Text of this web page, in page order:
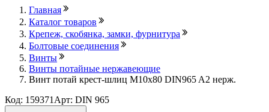
Главная
Каталог товаров
Крепеж, скобянка, замки, фурнитура
Болтовые соединения
Винты
Винты потайные нержавеющие
Винт потай крест-шлиц М10х80 DIN965 A2 нерж.
Код: 159371 Арт: DIN 965